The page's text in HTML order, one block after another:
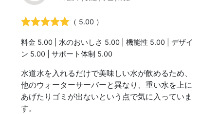
（ 5.00 ）
料金 5.00 | 水のおいしさ 5.00 | 機能性 5.00 | デザイ
ン 5.00 | サポート体制 5.00
水道水を入れるだけで美味しい水が飲めるため、
他のウォーターサーバーと異なり、重い水を上に
あげたりゴミが出ないという点で気に入っていま
す。